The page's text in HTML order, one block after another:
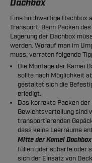
Dachbox
Eine hochwertige Dachbox
Transport. Beim Packen
Lagerung der Dachbox
werden. Worauf man im
muss, verraten folgende
Die Montage der Kamei
sollte nach Möglichkeit
gestaltet sich die
erledigt.
Das korrekte Packen
Gewichtsverteilung sind
transportierenden
dass keine Leerräume
Mitte der Kamei
füllen oder scharfe oder
sich der Einsatz von